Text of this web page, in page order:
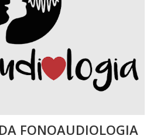
FONOAUDIOLOGIA